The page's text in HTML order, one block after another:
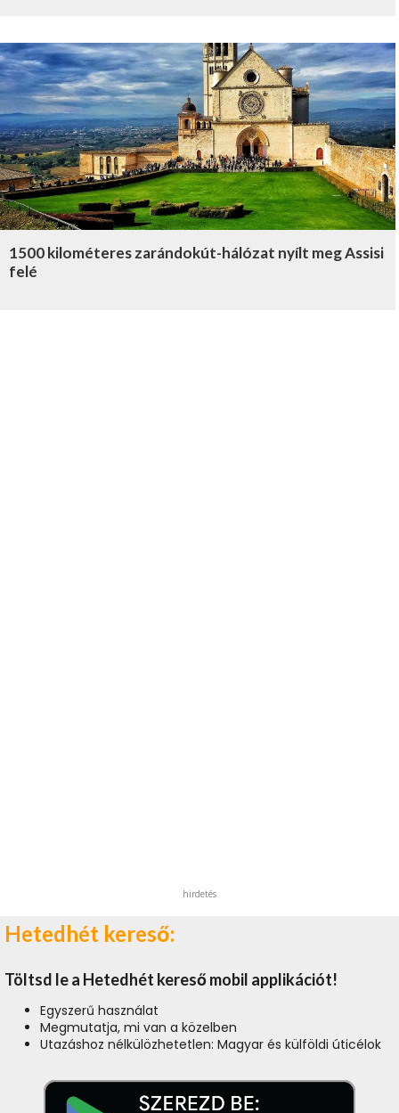
1500 kilométeres zarándokút-hálózat nyílt meg Assisi
felé
hirdetés
Hetedhét kereső:
Töltsd le a Hetedhét kereső mobil applikációt!
Egyszerű használat
Megmutatja, mi van a közelben
Utazáshoz nélkülözhetetlen: Magyar és külföldi úticélok